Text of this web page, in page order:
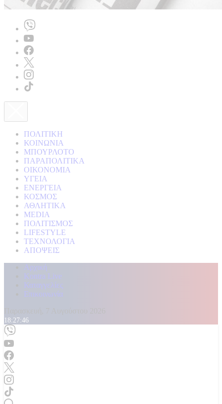
ΠΟΛΙΤΙΚΗ
ΚΟΙΝΩΝΙΑ
ΜΠΟΥΡΛΟΤΟ
ΠΑΡΑΠΟΛΙΤΙΚΑ
ΟΙΚΟΝΟΜΙΑ
ΥΓΕΙΑ
ΕΝΕΡΓΕΙΑ
ΚΟΣΜΟΣ
ΑΘΛΗΤΙΚΑ
MEDIA
ΠΟΛΙΤΙΣΜΟΣ
LIFESTYLE
ΤΕΧΝΟΛΟΓΙΑ
ΑΠΟΨΕΙΣ
Αρχική
Kontra Live
Καταγγελίες
Επικοινωνία
18:27:48